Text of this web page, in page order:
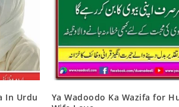
In Urdu
Ya Wadoodo Ka Wazifa for